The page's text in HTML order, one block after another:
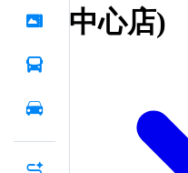
中心店)